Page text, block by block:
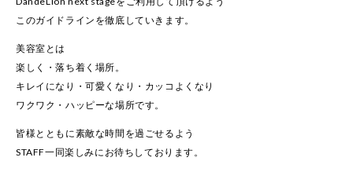
このガイドラインを徹底していきます。
美容室とは
楽しく・落ち着く場所。
キレイになり・可愛くなり・カッコよくなり
ワクワク・ハッピーな場所です。
皆様とともに素敵な時間を過ごせるよう
STAFF一同楽しみにお待ちしております。